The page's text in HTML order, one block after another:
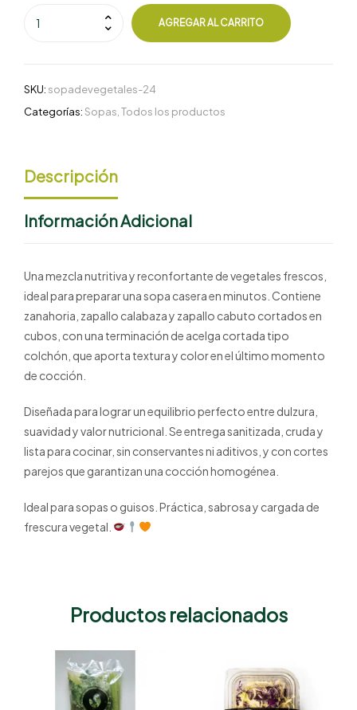
AGREGAR AL CARRITO
SKU: sopadevegetales-24
Categorías:Sopas,Todos los productos
Descripción
Información Adicional
Una mezcla nutritiva y reconfortante de vegetales frescos,
ideal para preparar una sopa casera en minutos. Contiene
zanahoria, zapallo calabaza y zapallo cabuto cortados en
cubos, con una terminación de acelga cortada tipo
colchón, que aporta textura y color en el último momento
de cocción.
Diseñada para lograr un equilibrio perfecto entre dulzura,
suavidad y valor nutricional. Se entrega sanitizada, cruda y
lista para cocinar, sin conservantes ni aditivos, y con cortes
parejos que garantizan una cocción homogénea.
Ideal para sopas o guisos. Práctica, sabrosa y cargada de
frescura vegetal.
Productos relacionados